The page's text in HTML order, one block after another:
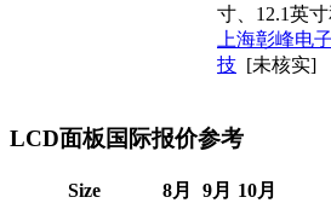
寸、12.1英寸
上海彰峰电
技 [未核实]
LCD面板国际报价参考
Size 8月 9月 10月